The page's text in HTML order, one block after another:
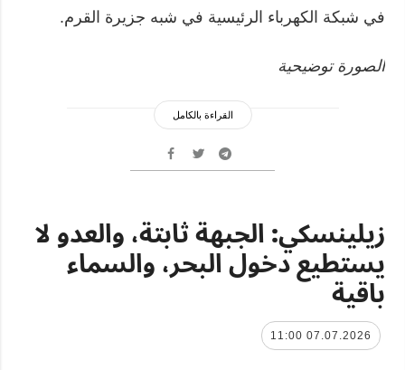
في شبكة الكهرباء الرئيسية في شبه جزيرة القرم.
الصورة توضيحية
القراءة بالكامل
زيلينسكي: الجبهة ثابتة، والعدو لا
يستطيع دخول البحر، والسماء
باقية
07.07.2026 11:00